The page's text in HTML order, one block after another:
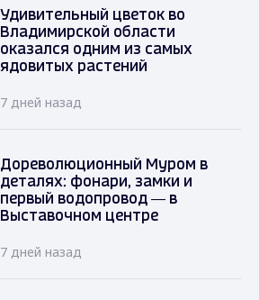
Удивительный цветок во
Владимирской области
оказался одним из самых
ядовитых растений
7 дней назад
Дореволюционный Муром в
деталях: фонари, замки и
первый водопровод — в
Выставочном центре
7 дней назад